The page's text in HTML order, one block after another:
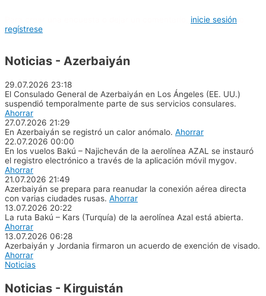
inicie sesión
regístrese
Noticias - Azerbaiyán
29.07.2026 23:18
El Consulado General de Azerbaiyán en Los Ángeles (EE. UU.)
suspendió temporalmente parte de sus servicios consulares.
Ahorrar
27.07.2026 21:29
En Azerbaiyán se registró un calor anómalo. Ahorrar
22.07.2026 00:00
En los vuelos Bakú – Najicheván de la aerolínea AZAL se instauró
el registro electrónico a través de la aplicación móvil mygov.
Ahorrar
21.07.2026 21:49
Azerbaiyán se prepara para reanudar la conexión aérea directa
con varias ciudades rusas. Ahorrar
13.07.2026 20:22
La ruta Bakú – Kars (Turquía) de la aerolínea Azal está abierta.
Ahorrar
13.07.2026 06:28
Azerbaiyán y Jordania firmaron un acuerdo de exención de visado.
Ahorrar
Noticias
Noticias - Kirguistán